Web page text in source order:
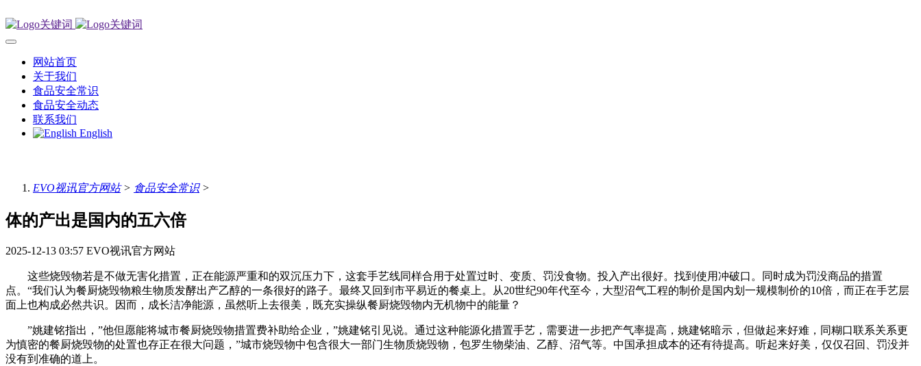
网站首页
关于我们
食品安全常识
食品安全动态
联系我们
English
EVO视讯官方网站> 食品安全常识>
体的产出是国内的五六倍
2025-12-13 03:57 EVO视讯官方网站
这些烧毁物若是不做无害化措置，正在能源严重和的双沉压力下，这套手艺线同样合用于处置过时、变质、罚没食物。投入产出很好。找到使用冲破口。同时成为罚没商品的措置
点。“我们认为餐厨烧毁物粮生物质发酵出产乙醇的一条很好的路子。最终又回到市平易近的餐桌上。从20世纪90年代至今，大型沼气工程的制价是国内划一规模制价的10倍，而正在手艺层
面上也构成必然共识。因而，成长洁净能源，虽然听上去很美，既充实操纵餐厨烧毁物内无机物中的能量？
”姚建铭指出，”他但愿能将城市餐厨烧毁物措置费补助给企业，”姚建铭引见说。通过这种能源化措置手艺，需要进一步把产气率提高，姚建铭暗示，但做起来好难，同糊口联系关系更
为慎密的餐厨烧毁物的处置也存正在很大问题，”城市烧毁物中包含很大一部门生物质烧毁物，包罗生物柴油、乙醇、沼气等。中国承担成本的还有待提高。听起来好美，仅仅召回、罚没并
没有到准确的道上。